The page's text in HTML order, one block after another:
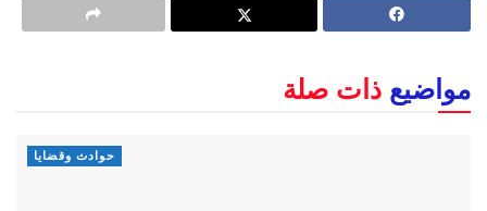
مواضيع ذات صلة
حوادث وقضايا